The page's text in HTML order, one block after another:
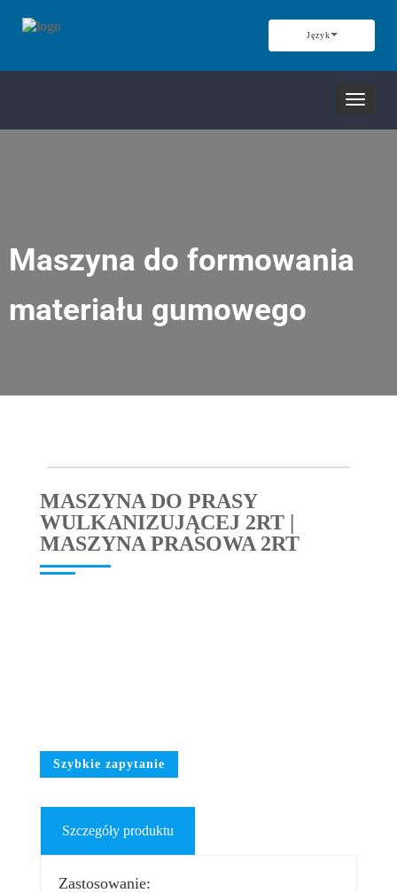
Język
Maszyna do formowania
materiału gumowego
MASZYNA DO PRASY
WULKANIZUJĄCEJ 2RT |
MASZYNA PRASOWA 2RT
Szybkie zapytanie
Szczegóły produktu
Zastosowanie: